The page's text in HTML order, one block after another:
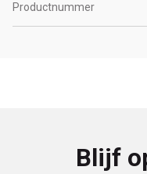
Productnummer
Blijf